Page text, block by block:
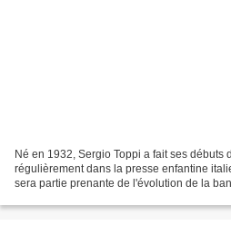
Né en 1932, Sergio Toppi a fait ses
régulièrement dans la presse enfantine
sera partie prenante de l'évolution de la